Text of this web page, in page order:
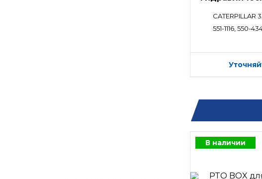
CATERPILLAR
551-1116, 550-
В наличии